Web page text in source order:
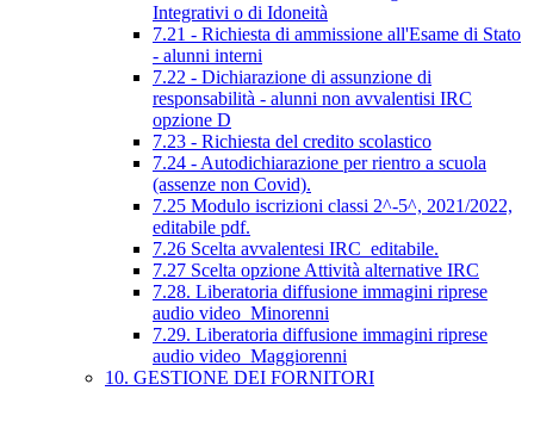
Integrativi o di Idoneità
7.21 - Richiesta di ammissione all'Esame di Stato
- alunni interni
7.22 - Dichiarazione di assunzione di
responsabilità - alunni non avvalentisi IRC
opzione D
7.23 - Richiesta del credito scolastico
7.24 - Autodichiarazione per rientro a scuola
(assenze non Covid).
7.25 Modulo iscrizioni classi 2^-5^, 2021/2022,
editabile pdf.
7.26 Scelta avvalentesi IRC_editabile.
7.27 Scelta opzione Attività alternative IRC
7.28. Liberatoria diffusione immagini riprese
audio video_Minorenni
7.29. Liberatoria diffusione immagini riprese
audio video_Maggiorenni
10. GESTIONE DEI FORNITORI